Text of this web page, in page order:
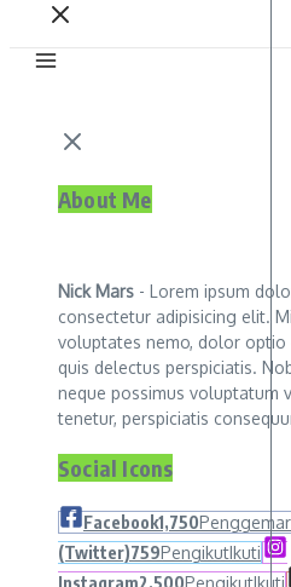
About Me
Nick Mars - Lorem ipsum
consectetur adipisicing elit.
voluptates nemo, dolor optio
quis delectus perspiciatis.
neque possimus voluptatum
tenetur, perspiciatis
Social Icons
Facebook1,750Penggemar
(Twitter)759PengikutIkuti
Instagram2,500PengikutIkuti